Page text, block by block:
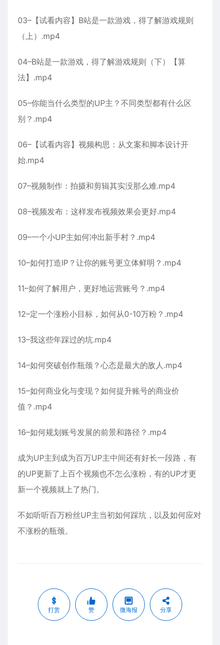
03–【试看内容】B站是一款游戏，得了解游戏规则
（上）.mp4
04–B站是一款游戏，得了解游戏规则（下）【算
法】.mp4
05–你能当什么类型的UP主？不同类型都有什么区
别？.mp4
06–【试看内容】视频构思：从文案和脚本设计开
始.mp4
07–视频制作：拍摄和剪辑其实没那么难.mp4
08–视频发布：这样发布视频效果会更好.mp4
09–一个小UP主如何冲出新手村？.mp4
10–如何打造IP？让你的账号更立体鲜明？.mp4
11–如何了解用户，更好地运营账号？.mp4
12–定一个涨粉小目标，如何从0-10万粉？.mp4
13–我这些年踩过的坑.mp4
14–如何突破创作瓶颈？心态是最大的敌人.mp4
15–如何商业化与变现？如何提升账号的商业价
值？.mp4
16–如何规划账号发展的前景和路径？.mp4
成为UP主到成为百万UP主中间还有好长一段路，有
的UP更新了上百个视频也不怎么涨粉，有的UP才更
新一个视频就上了热门。
不如听听百万粉丝UP主当初如何踩坑，以及如何应对
不涨粉的瓶颈。
打赏 赞 微海报 分享